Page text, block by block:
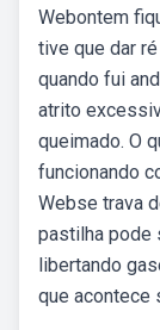
Webontem
tive que dar
quando fui
atrito
queimado. O
funcionando
Webse trava
pastilha pode
libertando
que acontece